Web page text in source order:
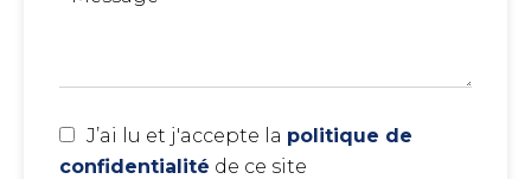
J’ai lu et j'accepte la politique de
confidentialité de ce site